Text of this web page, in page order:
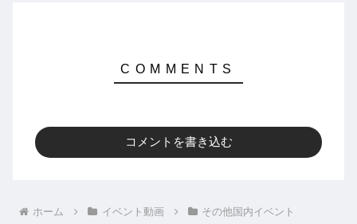
コメントを書き込む
ホーム イベント動画 その他国内イベント